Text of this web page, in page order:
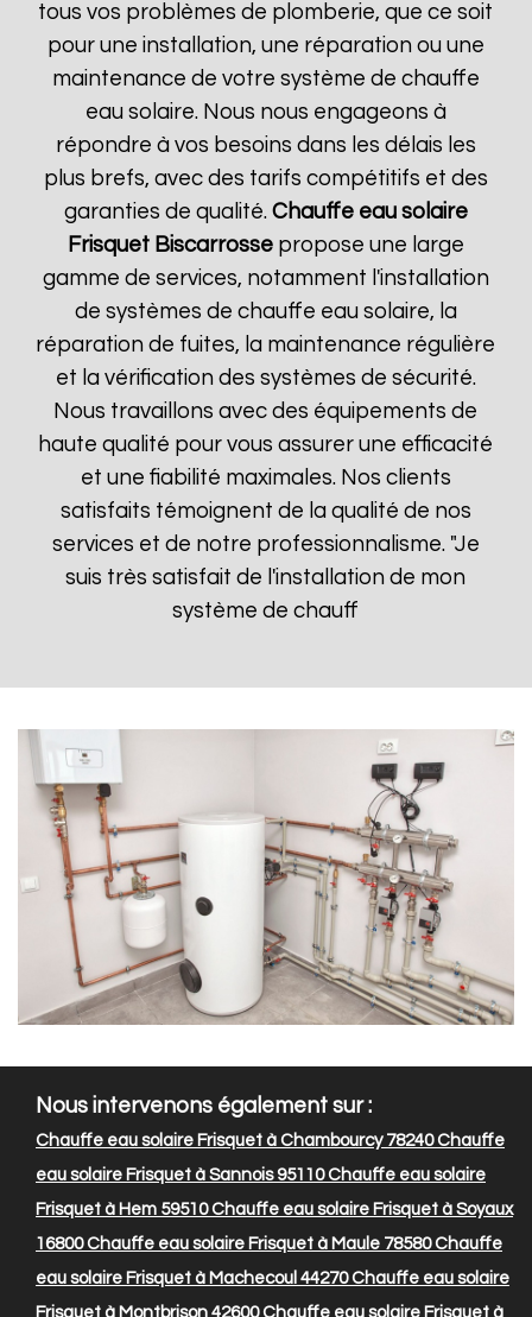
tous vos problèmes de plomberie, que ce soit
pour une installation, une réparation ou une
maintenance de votre système de chauffe
eau solaire. Nous nous engageons à
répondre à vos besoins dans les délais les
plus brefs, avec des tarifs compétitifs et des
garanties de qualité. Chauffe eau solaire
Frisquet Biscarrossepropose une large
gamme de services, notamment l'installation
de systèmes de chauffe eau solaire, la
réparation de fuites, la maintenance régulière
et la vérification des systèmes de sécurité.
Nous travaillons avec des équipements de
haute qualité pour vous assurer une efficacité
et une fiabilité maximales. Nos clients
satisfaits témoignent de la qualité de nos
services et de notre professionnalisme. "Je
suis très satisfait de l'installation de mon
système de chauff
Nous intervenons également sur :
Chauffe eau solaire Frisquet à Chambourcy 78240Chauffe
eau solaire Frisquet à Sannois 95110Chauffe eau solaire
Frisquet à Hem 59510Chauffe eau solaire Frisquet à Soyaux
16800Chauffe eau solaire Frisquet à Maule 78580Chauffe
eau solaire Frisquet à Machecoul 44270Chauffe eau solaire
Frisquet à Montbrison 42600Chauffe eau solaire Frisquet à